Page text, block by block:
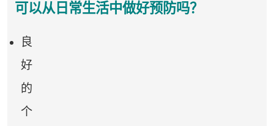
可以从日常生活中做好预防吗？
良
好
的
个